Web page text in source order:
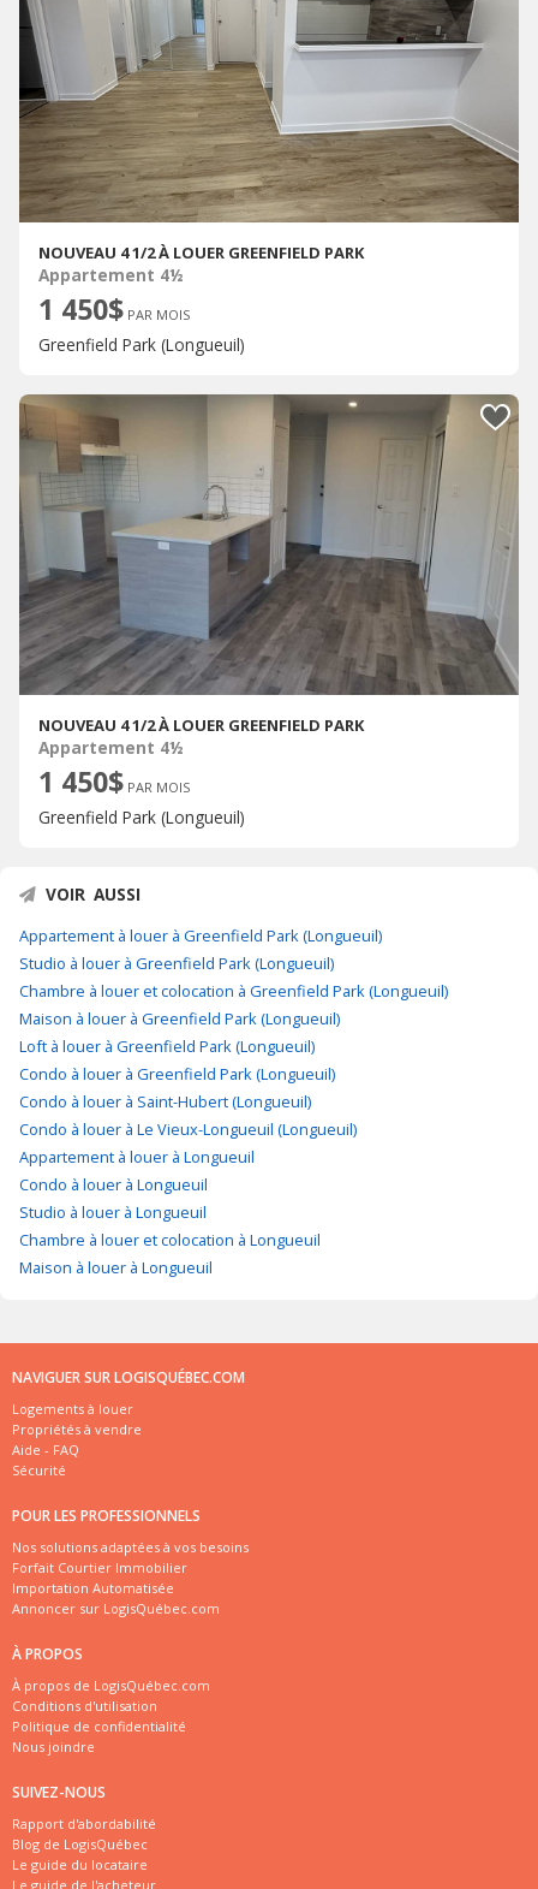
NOUVEAU 4 1/2 À LOUER GREENFIELD PARK
Appartement 4½
1 450$ PAR MOIS
Greenfield Park (Longueuil)
NOUVEAU 4 1/2 À LOUER GREENFIELD PARK
Appartement 4½
1 450$ PAR MOIS
Greenfield Park (Longueuil)
VOIR AUSSI
Appartement à louer à Greenfield Park (Longueuil)
Studio à louer à Greenfield Park (Longueuil)
Chambre à louer et colocation à Greenfield Park (Longueuil)
Maison à louer à Greenfield Park (Longueuil)
Loft à louer à Greenfield Park (Longueuil)
Condo à louer à Greenfield Park (Longueuil)
Condo à louer à Saint-Hubert (Longueuil)
Condo à louer à Le Vieux-Longueuil (Longueuil)
Appartement à louer à Longueuil
Condo à louer à Longueuil
Studio à louer à Longueuil
Chambre à louer et colocation à Longueuil
Maison à louer à Longueuil
NAVIGUER SUR LOGISQUÉBEC.COM
Logements à louer
Propriétés à vendre
Aide - FAQ
Sécurité
POUR LES PROFESSIONNELS
Nos solutions adaptées à vos besoins
Forfait Courtier Immobilier
Importation Automatisée
Annoncer sur LogisQuébec.com
À PROPOS
À propos de LogisQuébec.com
Conditions d'utilisation
Politique de confidentialité
Nous joindre
SUIVEZ-NOUS
Rapport d'abordabilité
Blog de LogisQuébec
Le guide du locataire
Le guide de l'acheteur